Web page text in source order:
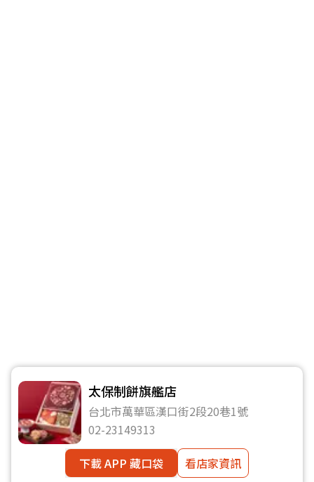
太保制餅旗艦店
台北市萬華區漢口街2段20巷1號
02-23149313
下載 APP 藏口袋
看店家資訊